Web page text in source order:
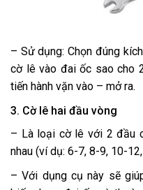
– Sử dụng: Chọn đúng
cờ lê vào đai ốc sao cho
tiến hành vặn vào – mở ra.
3. Cờ lê hai đầu vòng
– Là loại cờ lê với 2 đầu
nhau (ví dụ: 6-7, 8-9, 10-
– Với dụng cụ này sẽ